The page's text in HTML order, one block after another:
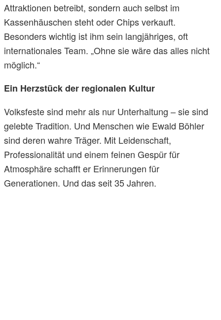
Attraktionen betreibt, sondern auch selbst im
Kassenhäuschen steht oder Chips verkauft.
Besonders wichtig ist ihm sein langjähriges, oft
internationales Team. „Ohne sie wäre das alles nicht
möglich.“
Ein Herzstück der regionalen Kultur
Volksfeste sind mehr als nur Unterhaltung – sie sind
gelebte Tradition. Und Menschen wie Ewald Böhler
sind deren wahre Träger. Mit Leidenschaft,
Professionalität und einem feinen Gespür für
Atmosphäre schafft er Erinnerungen für
Generationen. Und das seit 35 Jahren.